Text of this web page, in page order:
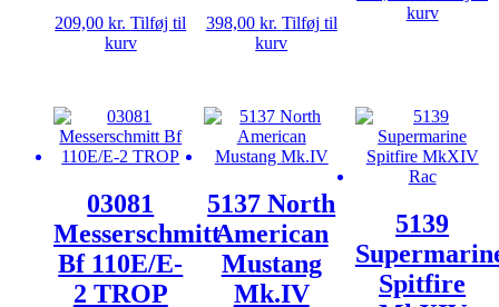
209,00kr. Tilføj til
kurv
398,00 kr. Tilføj til
kurv
kurv
03081
Messerschmitt
Bf 110E/E-
2 TROP
5137 North
American
Mustang
Mk.IV
5139
Spitfire